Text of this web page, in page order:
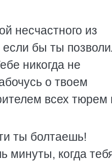
несчастного из
бы ты
никогда не
о твоем
всех тюрем
ты болтаешь!
минуты, когда